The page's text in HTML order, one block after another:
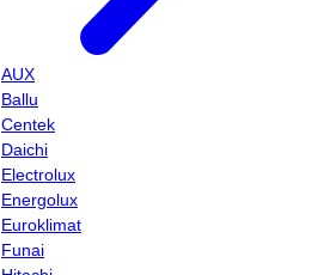
AUX
Ballu
Centek
Daichi
Electrolux
Energolux
Euroklimat
Funai